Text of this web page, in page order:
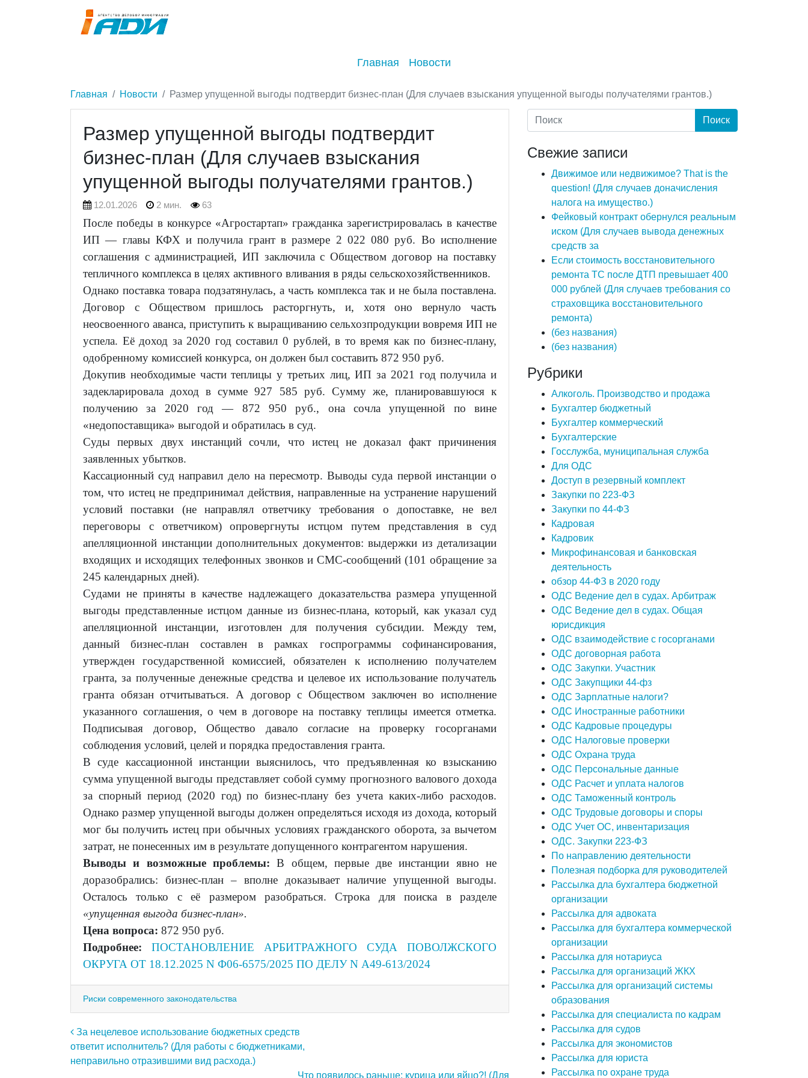
Главная Новости
Главная Новости Размер упущенной выгоды подтвердит бизнес-план (Для случаев взыскания упущенной выгоды получателями грантов.)
Размер упущенной выгоды подтвердит
бизнес-план (Для случаев взыскания
упущенной выгоды получателями грантов.)
12.01.2026 2 мин. 63
После победы в конкурсе «Агростартап» гражданка зарегистрировалась в качестве
ИП — главы КФХ и получила грант в размере 2 022 080 руб. Во исполнение
соглашения с администрацией, ИП заключила с Обществом договор на поставку
тепличного комплекса в целях активного вливания в ряды сельскохозяйственников.
Однако поставка товара подзатянулась, а часть комплекса так и не была поставлена.
Договор с Обществом пришлось расторгнуть, и, хотя оно вернуло часть
неосвоенного аванса, приступить к выращиванию сельхозпродукции вовремя ИП не
успела. Её доход за 2020 год составил 0 рублей, в то время как по бизнес-плану,
одобренному комиссией конкурса, он должен был составить 872 950 руб.
Докупив необходимые части теплицы у третьих лиц, ИП за 2021 год получила и
задекларировала доход в сумме 927 585 руб. Сумму же, планировавшуюся к
получению за 2020 год — 872 950 руб., она сочла упущенной по вине
«недопоставщика» выгодой и обратилась в суд.
Суды первых двух инстанций сочли, что истец не доказал факт причинения
заявленных убытков.
Кассационный суд направил дело на пересмотр. Выводы суда первой инстанции о
том, что истец не предпринимал действия, направленные на устранение нарушений
условий поставки (не направлял ответчику требования о допоставке, не вел
переговоры с ответчиком) опровергнуты истцом путем представления в суд
апелляционной инстанции дополнительных документов: выдержки из детализации
входящих и исходящих телефонных звонков и СМС-сообщений (101 обращение за
245 календарных дней).
Судами не приняты в качестве надлежащего доказательства размера упущенной
выгоды представленные истцом данные из бизнес-плана, который, как указал суд
апелляционной инстанции, изготовлен для получения субсидии. Между тем,
данный бизнес-план составлен в рамках госпрограммы софинансирования,
утвержден государственной комиссией, обязателен к исполнению получателем
гранта, за полученные денежные средства и целевое их использование получатель
гранта обязан отчитываться. А договор с Обществом заключен во исполнение
указанного соглашения, о чем в договоре на поставку теплицы имеется отметка.
Подписывая договор, Общество давало согласие на проверку госорганами
соблюдения условий, целей и порядка предоставления гранта.
В суде кассационной инстанции выяснилось, что предъявленная ко взысканию
сумма упущенной выгоды представляет собой сумму прогнозного валового дохода
за спорный период (2020 год) по бизнес-плану без учета каких-либо расходов.
Однако размер упущенной выгоды должен определяться исходя из дохода, который
мог бы получить истец при обычных условиях гражданского оборота, за вычетом
затрат, не понесенных им в результате допущенного контрагентом нарушения.
Выводы и возможные проблемы:В общем, первые две инстанции явно не
доразобрались: бизнес-план – вполне доказывает наличие упущенной выгоды.
Осталось только с её размером разобраться. Строка для поиска в разделе
«упущенная выгода бизнес-план».
Цена вопроса: 872 950 руб.
Подробнее: ПОСТАНОВЛЕНИЕ АРБИТРАЖНОГО СУДА ПОВОЛЖСКОГО
ОКРУГА ОТ 18.12.2025 N Ф06-6575/2025 ПО ДЕЛУ N А49-613/2024
Риски современного законодательства
Навигация по записям
За нецелевое использование бюджетных средств
ответит исполнитель? (Для работы с бюджетниками,
неправильно отразившими вид расхода.)
Что появилось раньше: курица или яйцо?! (Для
Свежие записи
Движимое или недвижимое? That is the
question! (Для случаев доначисления
налога на имущество.)
Фейковый контракт обернулся реальным
иском (Для случаев вывода денежных
средств за
Если стоимость восстановительного
ремонта ТС после ДТП превышает 400
000 рублей (Для случаев требования со
страховщика восстановительного
ремонта)
(без названия)
(без названия)
Рубрики
Алкоголь. Производство и продажа
Бухгалтер бюджетный
Бухгалтер коммерческий
Бухгалтерские
Госслужба, муниципальная служба
Для ОДС
Доступ в резервный комплект
Закупки по 223-ФЗ
Закупки по 44-ФЗ
Кадровая
Кадровик
Микрофинансовая и банковская
деятельность
обзор 44-ФЗ в 2020 году
ОДС Ведение дел в судах. Арбитраж
ОДС Ведение дел в судах. Общая
юрисдикция
ОДС взаимодействие с госорганами
ОДС договорная работа
ОДС Закупки. Участник
ОДС Закупщики 44-фз
ОДС Зарплатные налоги?
ОДС Иностранные работники
ОДС Кадровые процедуры
ОДС Налоговые проверки
ОДС Охрана труда
ОДС Персональные данные
ОДС Расчет и уплата налогов
ОДС Таможенный контроль
ОДС Трудовые договоры и споры
ОДС Учет ОС, инвентаризация
ОДС. Закупки 223-ФЗ
По направлению деятельности
Полезная подборка для руководителей
Рассылка дла бухгалтера бюджетной
организации
Рассылка для адвоката
Рассылка для бухгалтера коммерческой
организации
Рассылка для нотариуса
Рассылка для организаций ЖКХ
Рассылка для организаций системы
образования
Рассылка для специалиста по кадрам
Рассылка для судов
Рассылка для экономистов
Рассылка для юриста
Рассылка по охране труда